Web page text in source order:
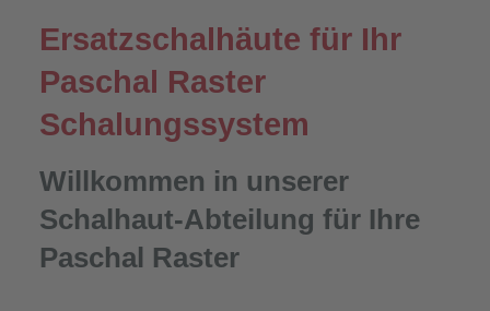
Ersatzschalhäute für Ihr
Paschal Raster
Schalungssystem
Willkommen in unserer
Schalhaut-Abteilung für Ihre
Paschal Raster